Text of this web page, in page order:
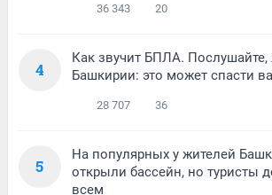
36 343 20
4
Как звучит БПЛА. Послушайте,
Башкирии: это может спасти
28 707 36
5
На популярных у жителей
открыли бассейн, но туристы
всем